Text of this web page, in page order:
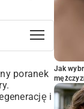
poranek
i
Jak